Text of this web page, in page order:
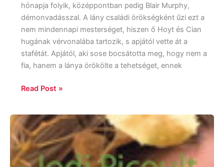
hónapja folyik, középpontban pedig Blair Murphy,
démonvadásszal. A lány családi örökségként űzi ezt a
nem mindennapi mesterséget, hiszen ő Hoyt és Cian
hugának vérvonalába tartozik, s apjától vette át a
stafétát. Apjától, aki sose bocsátotta meg, hogy nem a
fia, hanem a lánya örökölte a tehetséget, ennek
Read Post »
Jodi
Picoult:
Elrabolt
az